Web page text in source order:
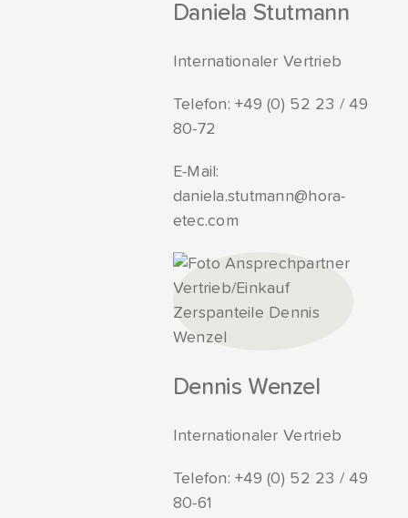
Daniela Stutmann
Internationaler Vertrieb
Telefon:+49 (0) 52 23 / 49
80-72
E-Mail:
daniela.stutmann@hora-
etec.com
Dennis Wenzel
Internationaler Vertrieb
Telefon:+49 (0) 52 23 / 49
80-61